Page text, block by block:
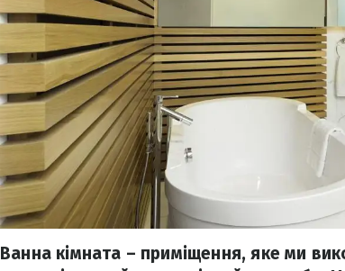
Ванна кімната – приміщення, яке ми